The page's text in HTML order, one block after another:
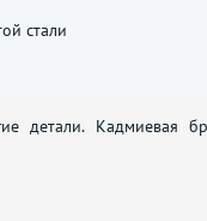
стали
детали. Кадмиевая